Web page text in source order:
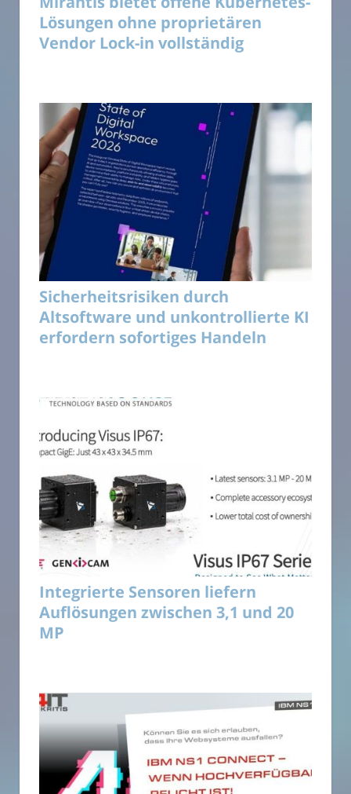
Lösungen ohne proprietären
Vendor Lock-in vollständig
Sicherheitsrisiken durch
Altsoftware und unkontrollierte KI
erfordern sofortiges Handeln
Integrierte Sensoren liefern
Auflösungen zwischen 3,1 und 20
MP